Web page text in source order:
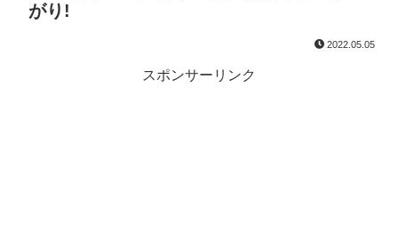
がり!
2022.05.05
スポンサーリンク